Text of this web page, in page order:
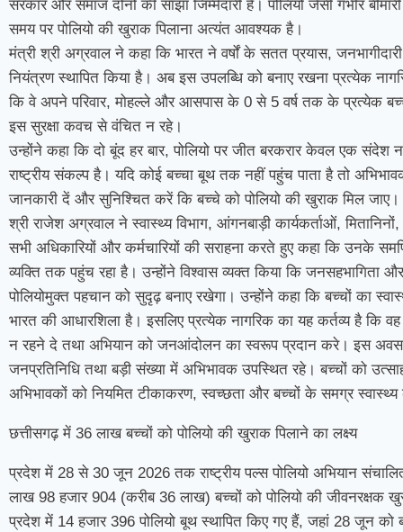
सरकार और समाज दोनों की साझा जिम्मेदारी है। पोलियो जैसी गंभीर
समय पर पोलियो की खुराक पिलाना अत्यंत आवश्यक है।
मंत्री श्री अग्रवाल ने कहा कि भारत ने वर्षों के सतत प्रयास,
नियंत्रण स्थापित किया है। अब इस उपलब्धि को बनाए रखना प्रत्येक
कि वे अपने परिवार, मोहल्ले और आसपास के 0 से 5 वर्ष तक के प्रत्येक बच्चे
इस सुरक्षा कवच से वंचित न रहे।
उन्होंने कहा कि दो बूंद हर बार, पोलियो पर जीत बरकरार केवल एक
राष्ट्रीय संकल्प है। यदि कोई बच्चा बूथ तक नहीं पहुंच पाता है तो
जानकारी दें और सुनिश्चित करें कि बच्चे को पोलियो की खुराक मिल जाए।
श्री राजेश अग्रवाल ने स्वास्थ्य विभाग, आंगनबाड़ी कार्यकर्ताओं,
सभी अधिकारियों और कर्मचारियों की सराहना करते हुए कहा कि उनके
व्यक्ति तक पहुंच रहा है। उन्होंने विश्वास व्यक्त किया कि जनसहभागिता
पोलियोमुक्त पहचान को सुदृढ़ बनाए रखेगा। उन्होंने कहा कि बच्चों का
भारत की आधारशिला है। इसलिए प्रत्येक नागरिक का यह कर्तव्य है कि
न रहने दे तथा अभियान को जनआंदोलन का स्वरूप प्रदान करे। इस अवसर
जनप्रतिनिधि तथा बड़ी संख्या में अभिभावक उपस्थित रहे। बच्चों को
अभिभावकों को नियमित टीकाकरण, स्वच्छता और बच्चों के समग्र
छत्तीसगढ़ में 36 लाख बच्चों को पोलियो की खुराक पिलाने का लक्ष्य
प्रदेश में 28 से 30 जून 2026 तक राष्ट्रीय पल्स पोलियो अभियान
लाख 98 हजार 904 (करीब 36 लाख) बच्चों को पोलियो की जीवनरक्षक
प्रदेश में 14 हजार 396 पोलियो बूथ स्थापित किए गए हैं, जहां 28 जून को